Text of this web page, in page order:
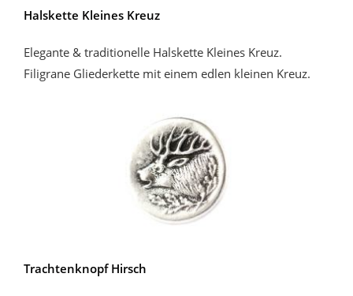
Halskette Kleines Kreuz
Elegante & traditionelle Halskette Kleines Kreuz.
Filigrane Gliederkette mit einem edlen kleinen Kreuz.
Trachtenknopf Hirsch